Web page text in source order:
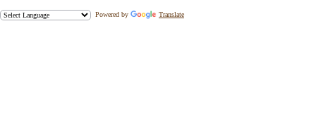
Powered by Translate